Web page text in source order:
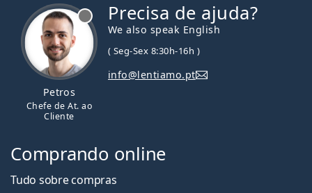
Petros
Chefe de At. ao
Cliente
Precisa de ajuda?
We also speak English
( Seg-Sex 8:30h-16h )
info@lentiamo.pt
Comprando online
Tudo sobre compras